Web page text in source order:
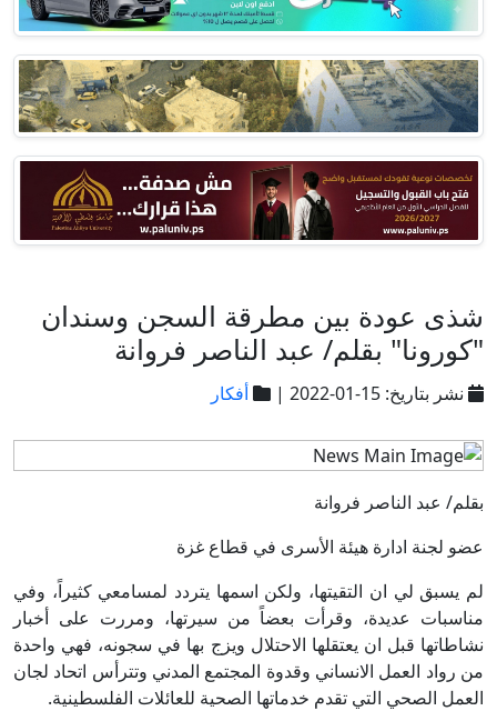
شذى عودة بين مطرقة السجن وسندان
"كورونا" بقلم/ عبد الناصر فروانة
نشر بتاريخ: 15-01-2022 | أفكار
بقلم/ عبد الناصر فروانة
عضو لجنة ادارة هيئة الأسرى في قطاع غزة
لم يسبق لي ان التقيتها، ولكن اسمها يتردد لمسامعي كثيراً، وفي
مناسبات عديدة، وقرأت بعضاً من سيرتها، ومررت على أخبار
نشاطاتها قبل ان يعتقلها الاحتلال ويزج بها في سجونه، فهي واحدة
من رواد العمل الانساني وقدوة المجتمع المدني وتترأس اتحاد لجان
العمل الصحي التي تقدم خدماتها الصحية للعائلات الفلسطينية.